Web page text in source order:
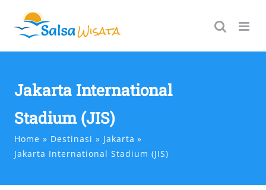
content
Jakarta International
Stadium (JIS)
Home Destinasi
Jakarta
Jakarta International Stadium (JIS)